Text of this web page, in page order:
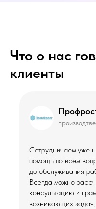
Что о нас
клиенты
Сотрудничаем уже
помощь по всем
до обслуживания
Всегда можно
консультацию и
возникающих